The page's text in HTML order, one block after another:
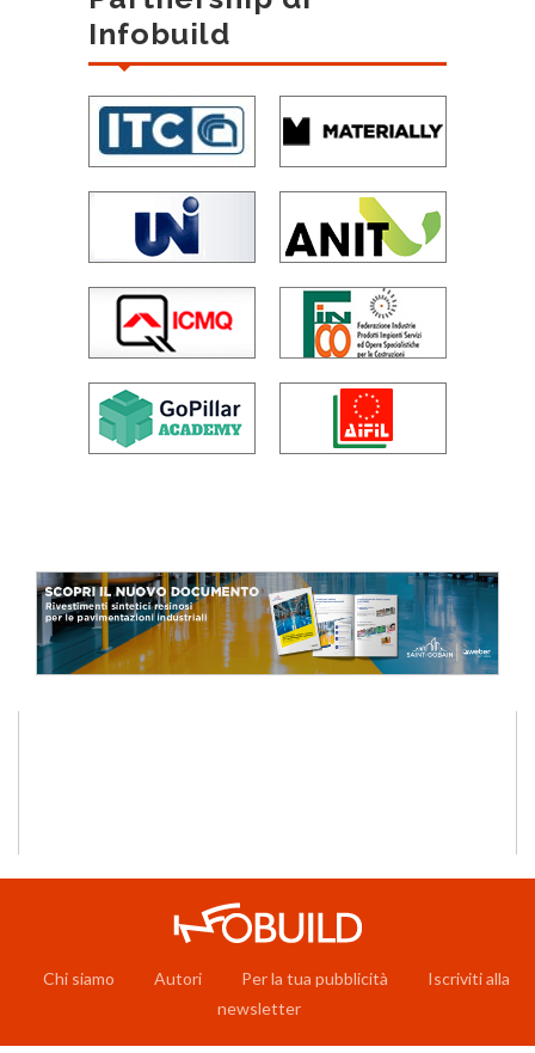
Infobuild
Chi siamo Autori Per la tua pubblicità
Iscriviti alla
newsletter